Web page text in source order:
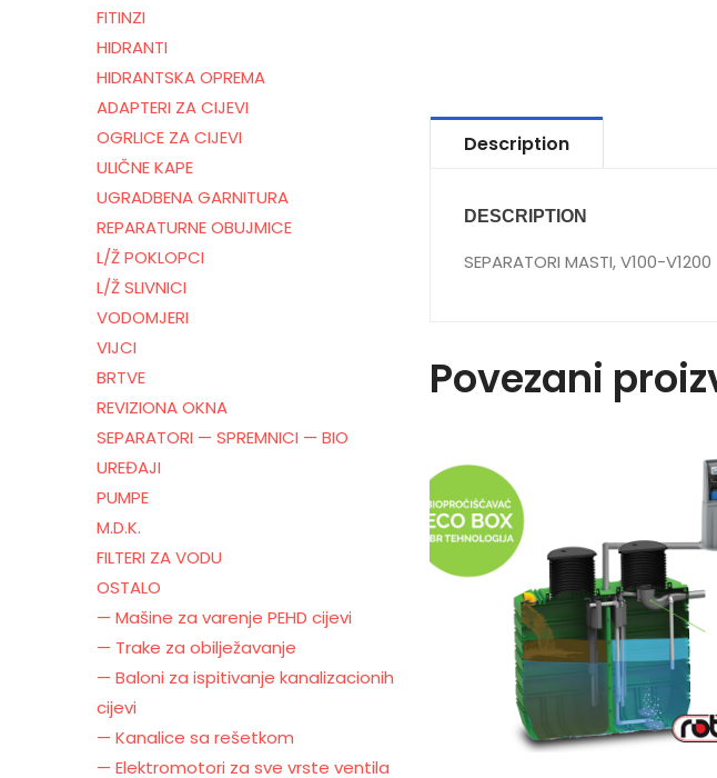
FITINZI
HIDRANTI
HIDRANTSKA OPREMA
ADAPTERI ZA CIJEVI
OGRLICE ZA CIJEVI
ULIČNE KAPE
UGRADBENA GARNITURA
REPARATURNE OBUJMICE
L/Ž POKLOPCI
L/Ž SLIVNICI
VODOMJERI
VIJCI
BRTVE
REVIZIONA OKNA
SEPARATORI — SPREMNICI — BIO
UREĐAJI
PUMPE
M.D.K.
FILTERI ZA VODU
OSTALO
— Mašine za varenje PEHD cijevi
— Trake za obilježavanje
— Baloni za ispitivanje kanalizacionih
cijevi
— Kanalice sa rešetkom
— Elektromotori za sve vrste ventila
Description
DESCRIPTION
SEPARATORI MASTI, V100-V1200
Povezani